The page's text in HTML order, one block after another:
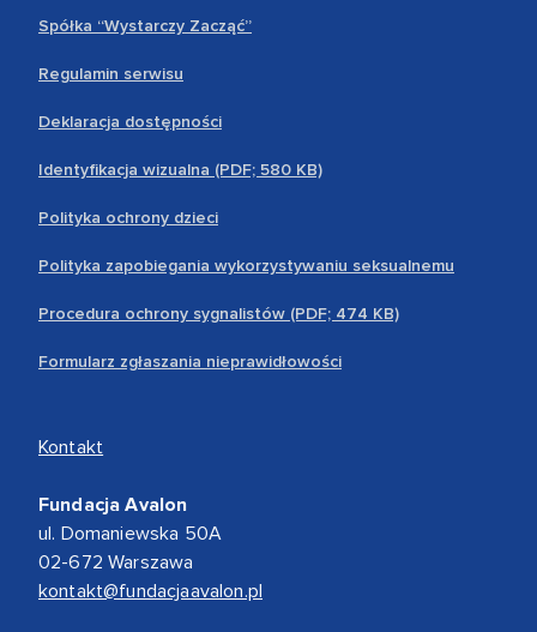
Spółka “Wystarczy Zacząć”
Regulamin serwisu
Deklaracja dostępności
Identyfikacja wizualna (PDF; 580 KB)
Polityka ochrony dzieci
Polityka zapobiegania wykorzystywaniu seksualnemu
Procedura ochrony sygnalistów (PDF; 474 KB)
Formularz zgłaszania nieprawidłowości
Kontakt
Fundacja Avalon
ul. Domaniewska 50A
02-672 Warszawa
kontakt@fundacjaavalon.pl